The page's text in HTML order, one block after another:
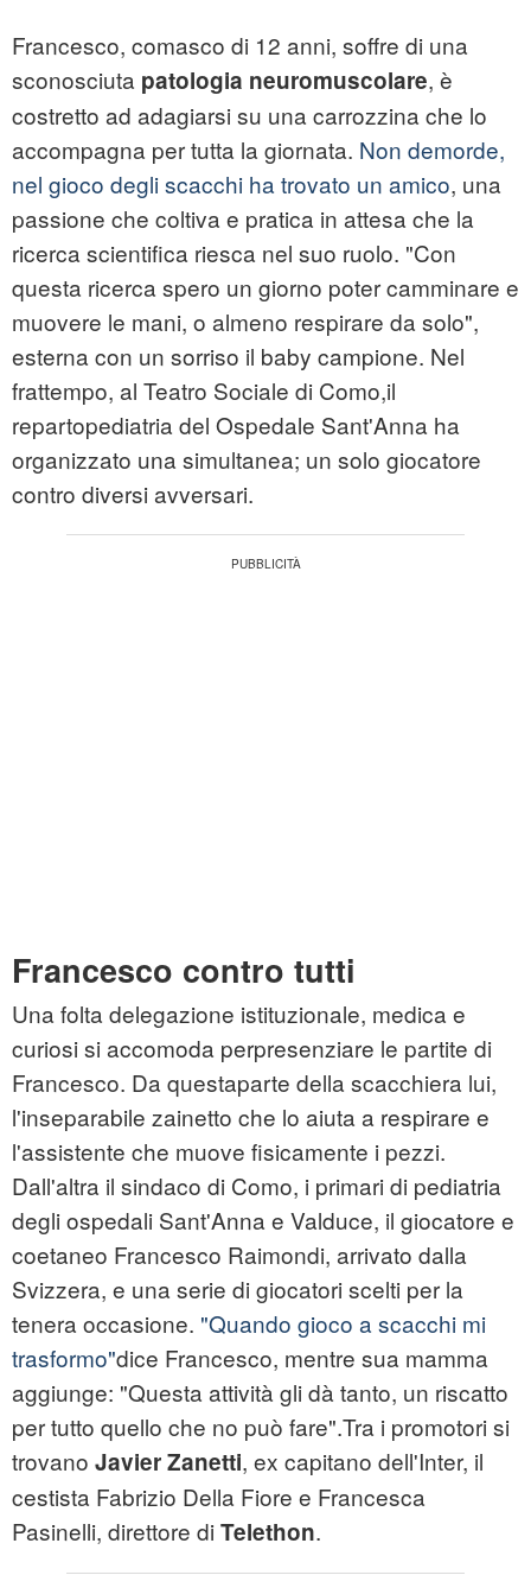
Francesco, comasco di 12 anni, soffre di una
sconosciuta patologia neuromuscolare, è
costretto ad adagiarsi su una carrozzina che lo
accompagna per tutta la giornata. Non demorde,
nel gioco degli scacchi ha trovato un amico, una
passione che coltiva e pratica in attesa che la
ricerca scientifica riesca nel suo ruolo. "Con
questa ricerca spero un giorno poter camminare e
muovere le mani, o almeno respirare da solo",
esterna con un sorriso il baby campione. Nel
frattempo, al Teatro Sociale di Como,il
repartopediatria del Ospedale Sant'Anna ha
organizzato una simultanea; un solo giocatore
contro diversi avversari.
Francesco contro tutti
Una folta delegazione istituzionale, medica e
curiosi si accomoda perpresenziare le partite di
Francesco. Da questaparte della scacchiera lui,
l'inseparabile zainetto che lo aiuta a respirare e
l'assistente che muove fisicamente i pezzi.
Dall'altra il sindaco di Como, i primari di pediatria
degli ospedali Sant'Anna e Valduce, il giocatore e
coetaneo Francesco Raimondi, arrivato dalla
Svizzera, e una serie di giocatori scelti per la
tenera occasione. "Quando gioco a scacchi mi
trasformo"dice Francesco, mentre sua mamma
aggiunge: "Questa attività gli dà tanto, un riscatto
per tutto quello che no può fare".Tra i promotori si
trovano Javier Zanetti, ex capitano dell'Inter, il
cestista Fabrizio Della Fiore e Francesca
Pasinelli, direttore di Telethon.